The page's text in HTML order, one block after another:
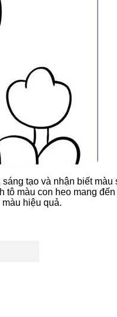
tạo và nhận biết màu
tô màu con heo mang
hiệu quả.